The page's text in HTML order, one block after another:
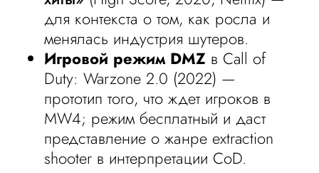
для контекста о том, как росла и
менялась индустрия шутеров.
Игровой режим DMZ в Call of
Duty: Warzone 2.0 (2022) —
прототип того, что ждет игроков в
MW4; режим бесплатный и даст
представление о жанре extraction
shooter в интерпретации CoD.